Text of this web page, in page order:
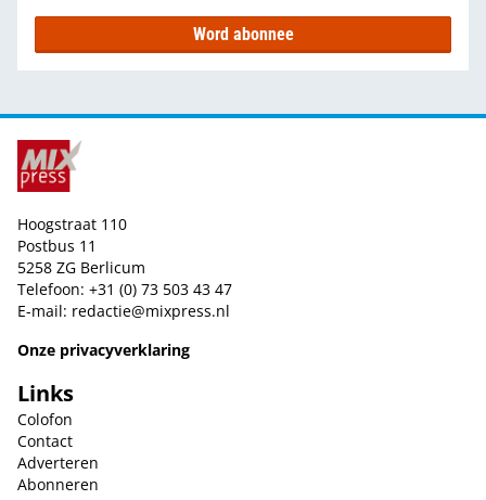
Word abonnee
Hoogstraat 110
Postbus 11
5258 ZG Berlicum
Telefoon: +31 (0) 73 503 43 47
E-mail: redactie@mixpress.nl
Onze privacyverklaring
Links
Colofon
Contact
Adverteren
Abonneren